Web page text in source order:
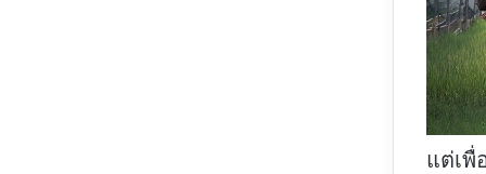
แต่เพื่